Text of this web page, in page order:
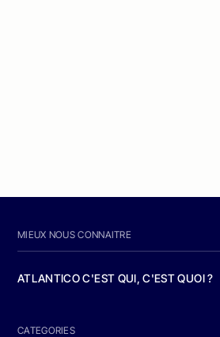
MIEUX NOUS CONNAITRE
ATLANTICO C'EST QUI, C'EST QUOI ?
CATEGORIES